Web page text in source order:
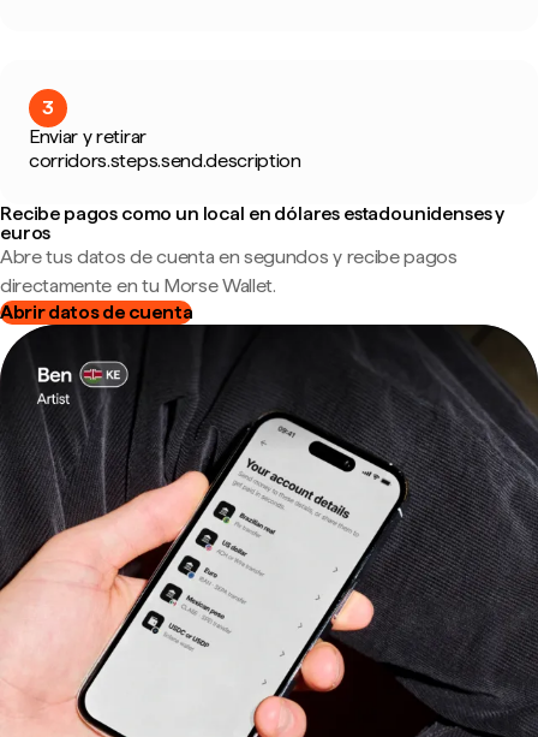
3
Enviar y retirar
corridors.steps.send.description
Recibe pagos como un local en dólares estadounidenses y
euros
Abre tus datos de cuenta en segundos y recibe pagos
directamente en tu Morse Wallet.
Abrir datos de cuenta